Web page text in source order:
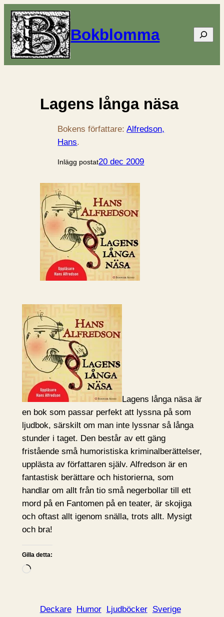
Bokblomma Sök
Lagens långa näsa
Bokens författare:Alfredson,
Hans.
Inlägg postat20 dec 2009
Lagens långa näsa är
en bok som passar perfekt att lyssna på som
ljudbok, särskilt om man inte lyssnar så långa
stunder i taget. Den består av ett gäng
fristående små humoristiska kriminalberättelser,
upplästa av författaren själv. Alfredson är en
fantastisk berättare och historierna, som
handlar om allt från tio små negerbollar till ett
mord på en Fantomen på en teater, är skojiga
och oftast allt igenom snälla, trots allt. Mysigt
och bra!
Gilla detta:
L
Deckare Humor Ljudböcker Sverige